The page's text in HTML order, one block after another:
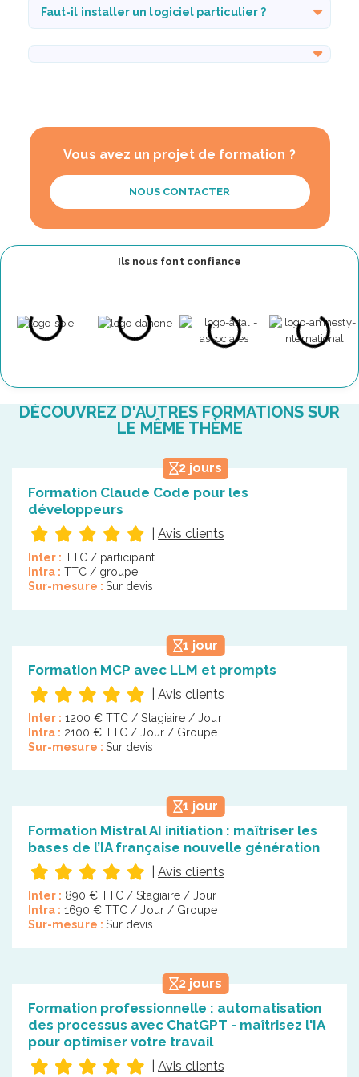
Faut-il installer un logiciel particulier ?
Vous avez un projet de formation ?
NOUS CONTACTER
Ils nous font confiance
DÉCOUVREZ D'AUTRES FORMATIONS SUR
LE MÊME THÈME
2 jours
Formation Claude Code pour les
développeurs
Avis clients
Inter : TTC / participant
Intra : TTC / groupe
Sur-mesure : Sur devis
1 jour
Formation MCP avec LLM et prompts
Avis clients
Inter : 1200 € TTC / Stagiaire / Jour
Intra : 2100 € TTC / Jour / Groupe
Sur-mesure : Sur devis
1 jour
Formation Mistral AI initiation : maîtriser les
bases de l’IA française nouvelle génération
Avis clients
Inter : 890 € TTC / Stagiaire / Jour
Intra : 1690 € TTC / Jour / Groupe
Sur-mesure : Sur devis
2 jours
Formation professionnelle : automatisation
des processus avec ChatGPT - maîtrisez l'IA
pour optimiser votre travail
Avis clients